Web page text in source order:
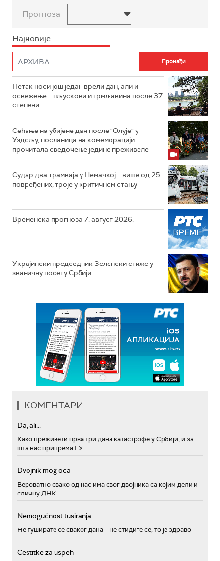
Прогноза
Најновије
Петак носи још један врели дан, али и
освежење – пљускови и грмљавина после 37
степени
Сећање на убијене дан после "Олује" у
Уздољу, посланица на комеморацији
прочитала сведочење једине преживеле
Судар два трамваја у Немачкој – више од 25
повређених, троје у критичном стању
Временска прогноза 7. август 2026.
Украјински председник Зеленски стиже у
званичну посету Србији
КОМЕНТАРИ
Da, ali...
Како преживети прва три дана катастрофе у Србији, и за
шта нас припрема ЕУ
Dvojnik mog oca
Вероватно свако од нас има свог двојника са којим дели и
сличну ДНК
Nemogućnost tusiranja
Не туширате се сваког дана – не стидите се, то је здраво
Cestitke za uspeh